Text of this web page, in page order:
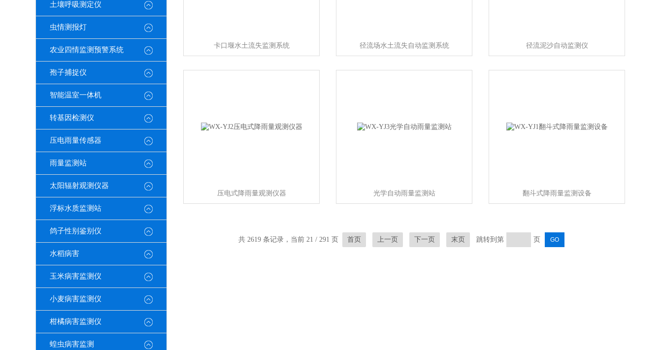
土壤呼吸测定仪
虫情测报灯
农业四情监测预警系统
孢子捕捉仪
智能温室一体机
转基因检测仪
压电雨量传感器
雨量监测站
太阳辐射观测仪器
浮标水质监测站
鸽子性别鉴别仪
水稻病害
玉米病害监测仪
小麦病害监测仪
柑橘病害监测仪
蝗虫病害监测
卡口堰水土流失监测系统 径流场水土流失自动监测系统 径流泥沙自动监测仪
压电式降雨量观测仪器 光学自动雨量监测站 翻斗式降雨量监测设备
共 2619 条记录，当前 21 / 291 页 首页 上一页 下一页 末页 跳转到第 页